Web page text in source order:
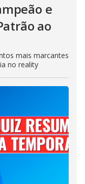
e
ao
mais marcantes
no reality